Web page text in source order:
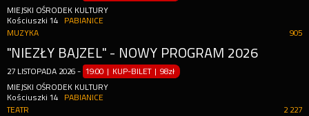
MIEJSKI OŚRODEK KULTURY
Kościuszki 14
PABIANICE
905
MUZYKA
"NIEZŁY BAJZEL" - NOWY PROGRAM 2026
27 LISTOPADA 2026 - 19:00 | KUP-BILET |98zł
MIEJSKI OŚRODEK KULTURY
Kościuszki 14
PABIANICE
2 227
TEATR